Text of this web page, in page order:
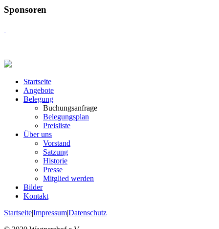
Sponsoren
Startseite
Angebote
Belegung
Buchungsanfrage
Belegungsplan
Preisliste
Über uns
Vorstand
Satzung
Historie
Presse
Mitglied werden
Bilder
Kontakt
Startseite|Impressum|Datenschutz